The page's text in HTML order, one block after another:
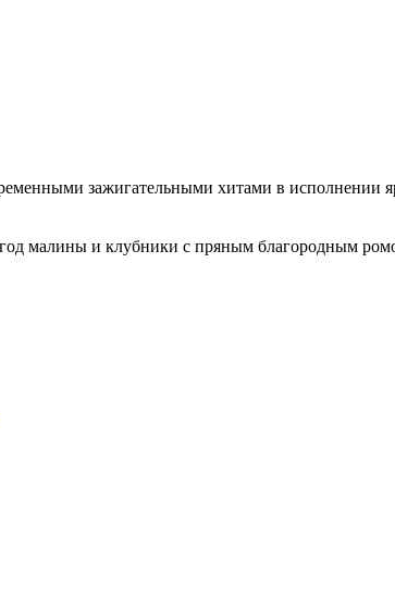
зажигательными хитами в исполнении
малины и клубники с пряным благородным